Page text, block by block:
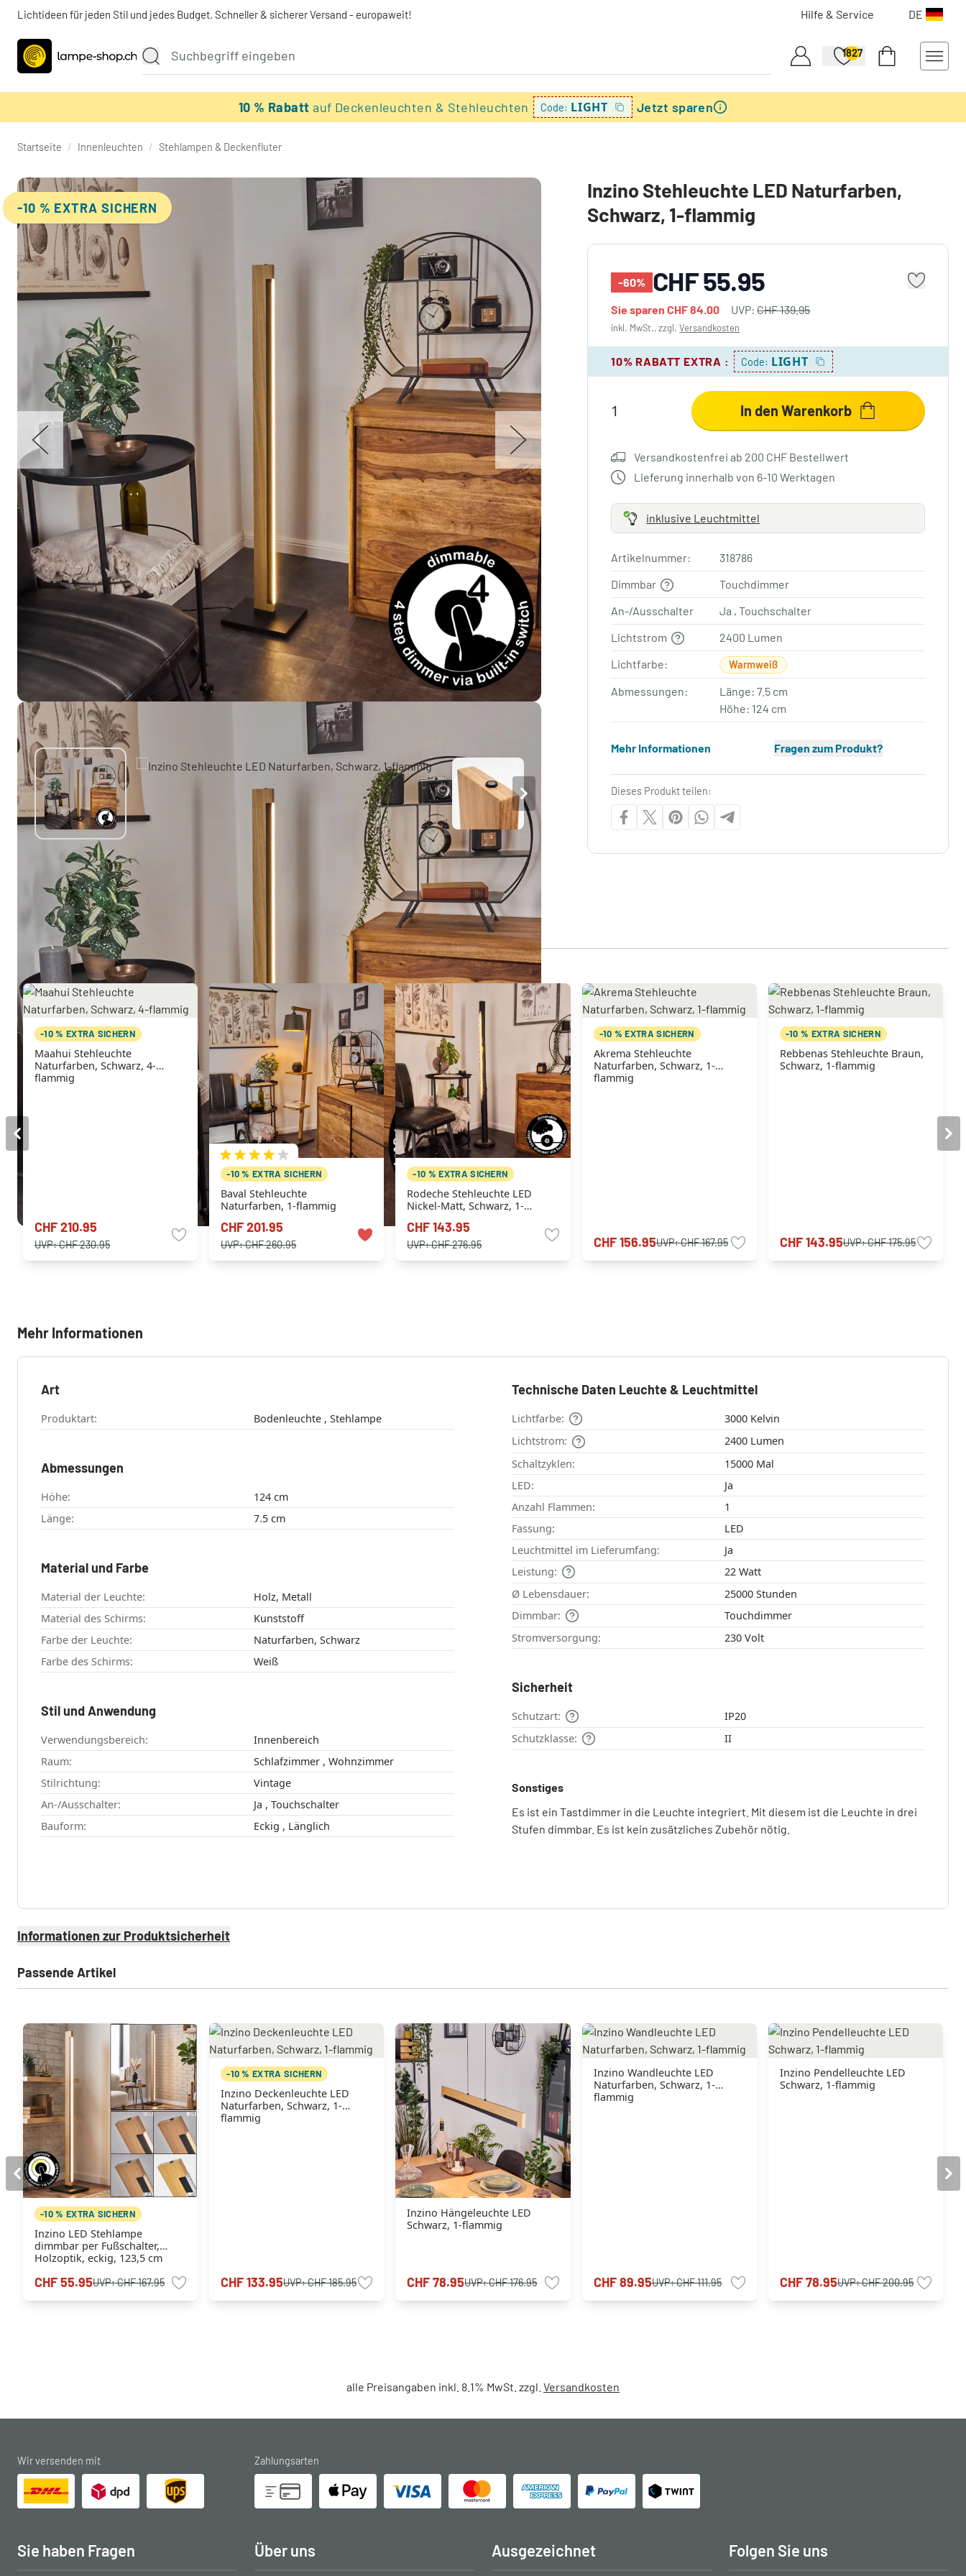
Lichtideen für jeden Stil und jedes Budget. Schneller & sicherer Versand - europaweit! Hilfe & Service DE
1827
10 % Rabattauf Deckenleuchten & Stehleuchten Code: LIGHT Jetzt sparen
Startseite / Innenleuchten / Stehlampen & Deckenfluter
-10 % EXTRA SICHERN
Inzino Stehleuchte LED Naturfarben,
Schwarz, 1-flammig
-60% CHF 55.95
Sie sparenCHF 84.00 UVP:CHF 139.95
inkl. MwSt., zzgl.Versandkosten
10% RABATT EXTRA : Code: LIGHT
In den Warenkorb
Versandkostenfrei ab 200 CHF Bestellwert
Lieferung innerhalb von 6-10 Werktagen
inklusive Leuchtmittel
Artikelnummer:
318786
Dimmbar
Touchdimmer
An-/Ausschalter
Ja , Touchschalter
Lichtstrom
2400 Lumen
Lichtfarbe:
Warmweiß
Abmessungen:
Länge: 7.5 cm
Höhe: 124 cm
Mehr Informationen Fragen zum Produkt?
Dieses Produkt teilen:
Sie mögen vielleicht auch
-10 % EXTRA SICHERN
Maahui Stehleuchte
Naturfarben, Schwarz, 4-
flammig
CHF 210.95
UVP:CHF 230.95
-10 % EXTRA SICHERN
Baval Stehleuchte
Naturfarben, 1-flammig
CHF 201.95
UVP:CHF 260.95
-10 % EXTRA SICHERN
Rodeche Stehleuchte LED
Nickel-Matt, Schwarz, 1-
CHF 143.95
UVP:CHF 276.95
-10 % EXTRA SICHERN
Akrema Stehleuchte
Naturfarben, Schwarz, 1-
flammig
CHF 156.95UVP:CHF 167.95
-10 % EXTRA SICHERN
Rebbenas Stehleuchte Braun,
Schwarz, 1-flammig
CHF 143.95UVP:CHF 175.95
Mehr Informationen
Art
Produktart: Bodenleuchte , Stehlampe
Abmessungen
Höhe:
124 cm
Länge:
7.5 cm
Material und Farbe
Material der Leuchte:
Holz, Metall
Material des Schirms:
Kunststoff
Farbe der Leuchte:
Naturfarben, Schwarz
Farbe des Schirms:
Weiß
Stil und Anwendung
Verwendungsbereich:
Innenbereich
Raum:
Schlafzimmer , Wohnzimmer
Stilrichtung:
Vintage
An-/Ausschalter:
Ja , Touchschalter
Bauform:
Eckig , Länglich
Technische Daten Leuchte & Leuchtmittel
Lichtfarbe:
3000 Kelvin
Lichtstrom:
2400 Lumen
Schaltzyklen:
15000 Mal
LED:
Ja
Anzahl Flammen:
1
Fassung:
LED
Leuchtmittel im Lieferumfang:
Ja
Leistung:
22 Watt
Ø Lebensdauer:
25000 Stunden
Dimmbar:
Touchdimmer
Stromversorgung:
230 Volt
Sicherheit
Schutzart:
IP20
Schutzklasse:
II
Sonstiges
Es ist ein Tastdimmer in die Leuchte integriert. Mit diesem ist die Leuchte in drei
Stufen dimmbar. Es ist kein zusätzliches Zubehör nötig.
Informationen zur Produktsicherheit
Passende Artikel
-10 % EXTRA SICHERN
Inzino LED Stehlampe
dimmbar per Fußschalter,
Holzoptik, eckig, 123,5 cm
CHF 55.95UVP:CHF 167.95
-10 % EXTRA SICHERN
Inzino Deckenleuchte LED
Naturfarben, Schwarz, 1-
flammig
CHF 133.95UVP:CHF 185.95
Inzino Hängeleuchte LED
Schwarz, 1-flammig
CHF 78.95UVP:CHF 176.95
Inzino Wandleuchte LED
Naturfarben, Schwarz, 1-
flammig
CHF 89.95UVP:CHF 111.95
Inzino Pendelleuchte LED
Schwarz, 1-flammig
CHF 78.95UVP:CHF 200.95
alle Preisangaben inkl. 8.1% MwSt. zzgl. Versandkosten
Wir versenden mit Zahlungsarten
Sie haben Fragen Über uns Ausgezeichnet Folgen Sie uns